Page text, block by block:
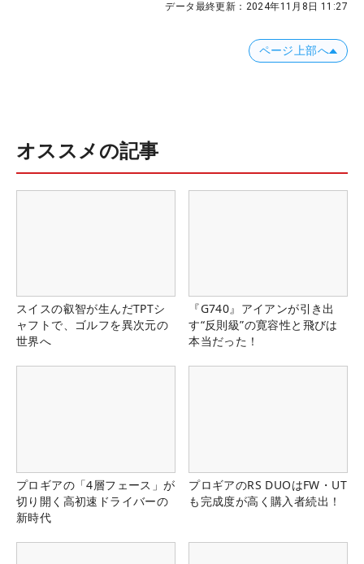
データ最終更新： 2024年11月8日 11:27
ページ上部へ
オススメの記事
スイスの叡智が生んだTPTシ
ャフトで、ゴルフを異次元の
世界へ
『G740』アイアンが引き出
す“反則級”の寛容性と飛びは
本当だった！
プロギアの「4層フェース」が
切り開く高初速ドライバーの
新時代
プロギアのRS DUOはFW・UT
も完成度が高く購入者続出！